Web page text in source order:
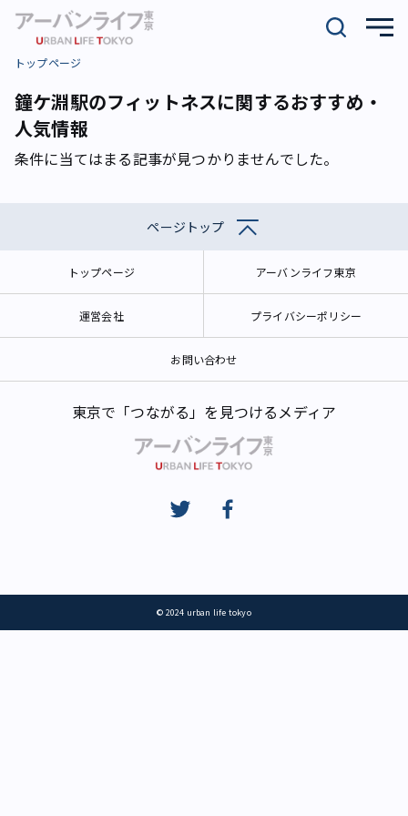
トップページ
鐘ケ淵駅のフィットネスに関するおすすめ・
人気情報
条件に当てはまる記事が見つかりませんでした。
ページトップ
トップページ アーバンライフ東京
運営会社 プライバシーポリシー
お問い合わせ
東京で「つながる」を見つけるメディア
© 2024 urban life tokyo